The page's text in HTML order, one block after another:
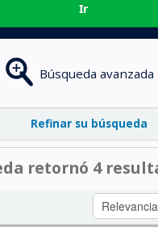
Ir
Búsqueda avanzada
Refinar su búsqueda
retornó 4